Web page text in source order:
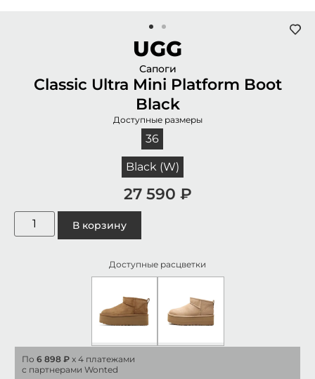
UGG
Сапоги
Classic Ultra Mini Platform Boot
Black
Доступные размеры
36
Black (W)
27 590 ₽
В корзину
Доступные расцветки
По 6 898 ₽ x 4 платежами
с партнерами Wonted